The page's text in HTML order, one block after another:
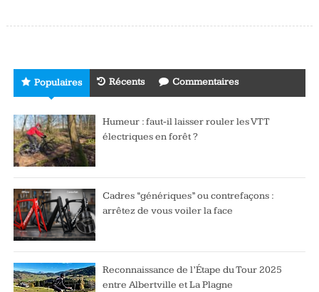
Populaires Récents Commentaires
Humeur : faut-il laisser rouler les VTT
électriques en forêt ?
Cadres “génériques” ou contrefaçons :
arrêtez de vous voiler la face
Reconnaissance de l’Étape du Tour 2025
entre Albertville et La Plagne